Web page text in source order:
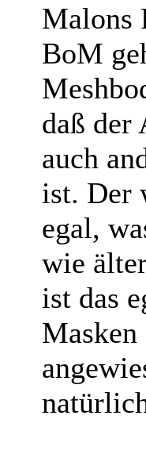
Malons
BoM
daß der
auch
ist. Der
egal,
wie
ist das